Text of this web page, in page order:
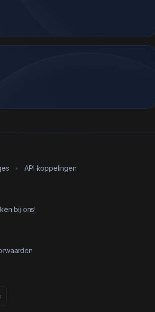
• API koppelingen
bij ons!